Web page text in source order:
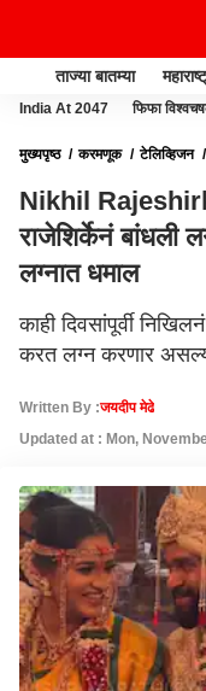
ताज्या बातम्या
India At 2047 फिफा
मुख्यपृष्ठ करमणूक टेलिव्हिजन
Nikhil
राजेशिर्केनं बांधली
लग्नात धमाल
काही दिवसांपूर्वी
करत लग्न करणार
Written By :जयदीप मेढे
Updated at : Mon,